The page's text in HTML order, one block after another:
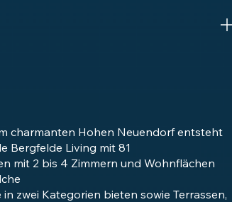
charmanten Hohen Neuendorf entsteht
Bergfelde Living mit 81
mit 2 bis 4 Zimmern und Wohnflächen
zwei Kategorien bieten sowie Terrassen,